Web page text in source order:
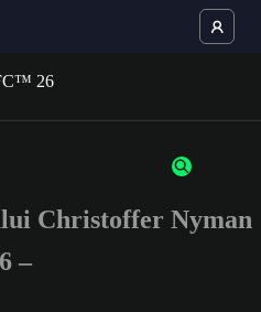
3 characters or numbers
Christoffer Nyman
–